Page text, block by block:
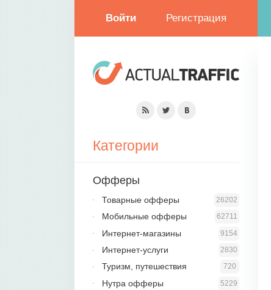
Войти Регистрация
Категории
Офферы
26202
Товарные офферы
62711
Мобильные офферы
9154
Интернет-магазины
2830
Интернет-услуги
720
Туризм, путешествия
5229
Нутра офферы